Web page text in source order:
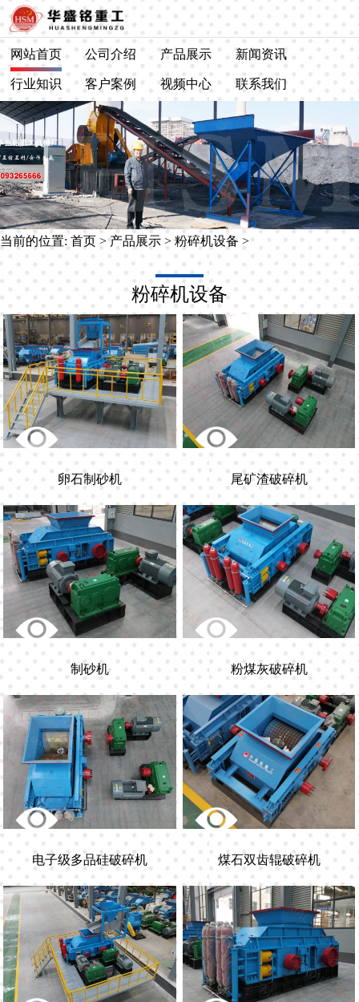
网站首页 公司介绍 产品展示 新闻资讯
行业知识 客户案例 视频中心 联系我们
当前的位置: 首页 >产品展示 > 粉碎机设备 >
粉碎机设备
卵石制砂机 尾矿渣破碎机
制砂机 粉煤灰破碎机
电子级多品硅破碎机 煤石双齿辊破碎机